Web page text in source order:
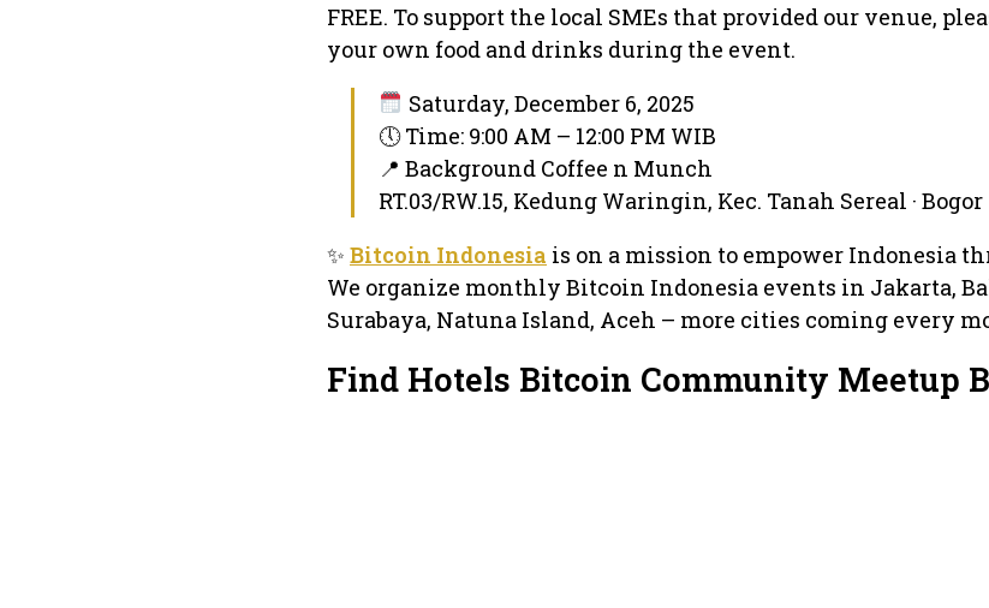
FREE. To support the local SMEs that provided our venue,
your own food and drinks during the event.
Saturday, December 6, 2025
🕔 Time: 9:00 AM – 12:00 PM WIB
📍 Background Coffee n Munch
RT.03/RW.15, Kedung Waringin, Kec. Tanah Sereal · Bogor
✨ Bitcoin Indonesia is on a mission to empower Indonesia
We organize monthly Bitcoin Indonesia events in Jakarta,
Surabaya, Natuna Island, Aceh – more cities coming every
Find Hotels Bitcoin Community Meetup